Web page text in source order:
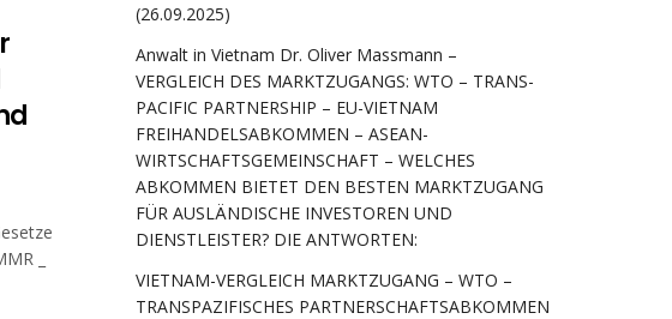
_
(26.09.2025)
Anwalt in Vietnam Dr. Oliver Massmann –
VERGLEICH DES MARKTZUGANGS: WTO – TRANS-
PACIFIC PARTNERSHIP – EU-VIETNAM
FREIHANDELSABKOMMEN – ASEAN-
WIRTSCHAFTSGEMEINSCHAFT – WELCHES
ABKOMMEN BIETET DEN BESTEN MARKTZUGANG
FÜR AUSLÄNDISCHE INVESTOREN UND
DIENSTLEISTER? DIE ANTWORTEN:
VIETNAM-VERGLEICH MARKTZUGANG – WTO –
TRANSPAZIFISCHES PARTNERSCHAFTSABKOMMEN